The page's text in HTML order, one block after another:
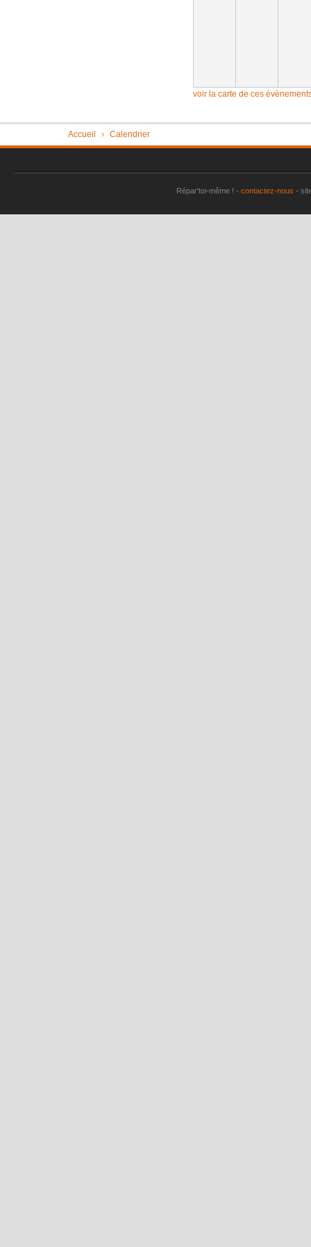
Vérin
plus
Sèche-
Friteuse
Un lave
voir la carte de ces
Accueil Calendrier
Répar'toi-même ! - contactez-nous -